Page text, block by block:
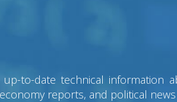
up-to-date technical
reports, and political